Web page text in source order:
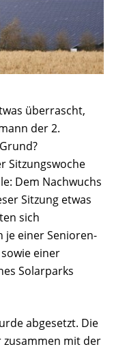
überrascht,
der 2.
Sitzungswoche
Dem Nachwuchs
Sitzung etwas
sich
je einer Senioren-
einer
Solarparks
abgesetzt. Die
zusammen mit der